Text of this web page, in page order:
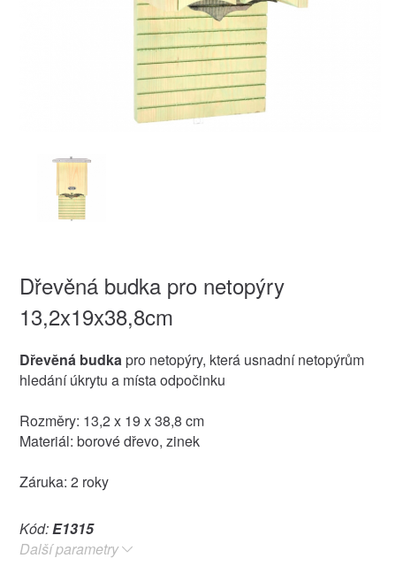
Dřevěná budka pro netopýry
13,2x19x38,8cm
Dřevěná budkapro netopýry, která usnadní netopýrům
hledání úkrytu a místa odpočinku
Rozměry: 13,2 x 19 x 38,8 cm
Materiál: borové dřevo, zinek
Záruka: 2 roky
Kód:E1315
Další parametry